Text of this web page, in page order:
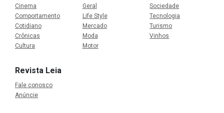
Cinema
Comportamento
Cotidiano
Crônicas
Cultura
Geral
Life Style
Mercado
Moda
Motor
Sociedade
Tecnologia
Turismo
Vinhos
Revista Leia
Fale conosco
Anúncie